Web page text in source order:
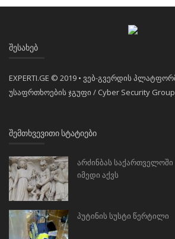
ᲨᲔᲡᲐᲮᲔᲑ
EXPERTI.GE © 2019 • ვებ-გვერდის
უსაფრთხოების ჯგუფი / Cyber Security Group
ᲨᲔᲛᲗᲮᲕᲔᲕᲘᲗᲘ ᲡᲢᲐᲢᲘᲔᲑᲘ
არძინბას საქართველოში
იმედი აქვს
პუტინის სუსტი წერტილი